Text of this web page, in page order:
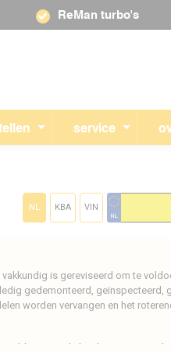
service
ReMan turbo's
NL KBA VIN
is gereviseerd om te
gedemonteerd, geïnspecteerd,
worden vervangen en het
voldoen aan de kwaliteitsnormen